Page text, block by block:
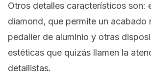
Otros detalles característicos son:
diamond, que permite un acabado
pedalier de aluminio y otras
estéticas que quizás llamen la
detallistas.